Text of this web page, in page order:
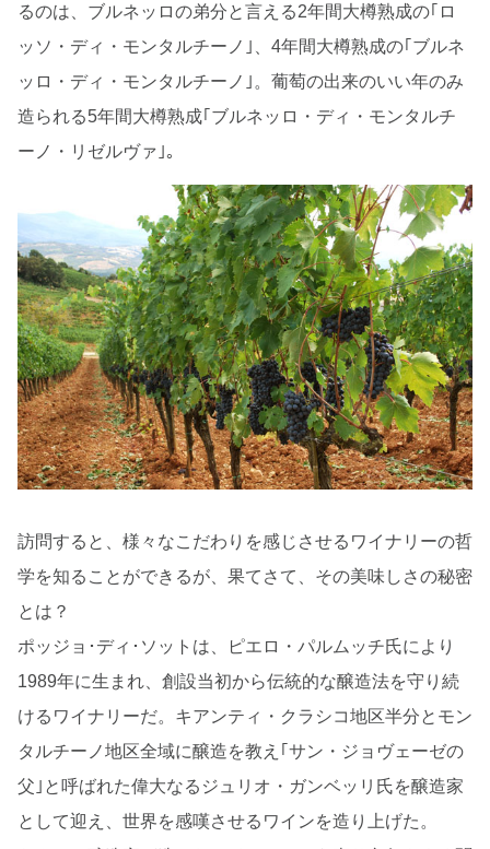
るのは、ブルネッロの弟分と言える2年間大樽熟成の｢ロ
ッソ・ディ・モンタルチーノ｣、4年間大樽熟成の｢ブルネ
ッロ・ディ・モンタルチーノ｣。葡萄の出来のいい年のみ
造られる5年間大樽熟成｢ブルネッロ・ディ・モンタルチ
ーノ・リゼルヴァ｣。
訪問すると、様々なこだわりを感じさせるワイナリーの哲
学を知ることができるが、果てさて、その美味しさの秘密
とは？
ポッジョ･ディ･ソットは、ピエロ・パルムッチ氏により
1989年に生まれ、創設当初から伝統的な醸造法を守り続
けるワイナリーだ。キアンティ・クラシコ地区半分とモン
タルチーノ地区全域に醸造を教え｢サン・ジョヴェーゼの
父｣と呼ばれた偉大なるジュリオ・ガンベッリ氏を醸造家
として迎え、世界を感嘆させるワインを造り上げた。